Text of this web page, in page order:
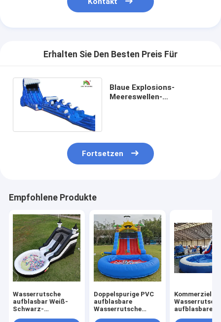
Erhalten Sie Den Besten Preis Für
Blaue Explosions-
Meereswellen-
Fortsetzen
Empfohlene Produkte
Wasserrutsche
aufblasbar Weiß-
Schwarz-
Doppelspurige PVC
aufblasbare
Wasserrutsche
Kommerzielle
aufblasbare